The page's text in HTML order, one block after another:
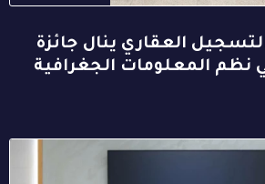
العقاري ينال جائزة
نظم المعلومات الجغرافية